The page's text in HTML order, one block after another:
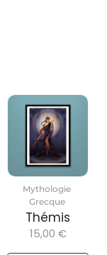
Mythologie
Grecque
Thémis
15,00 €